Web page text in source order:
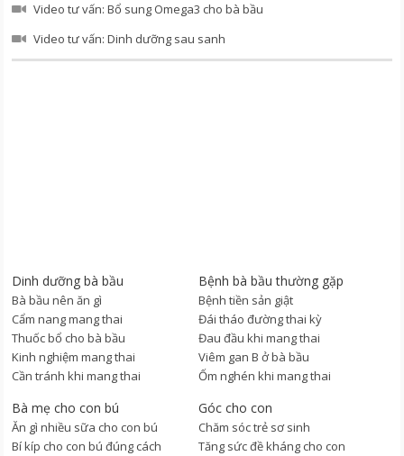
Video tư vấn: Bổ sung Omega3 cho bà bầu
Video tư vấn: Dinh dưỡng sau sanh
Dinh dưỡng bà bầu
Bà bầu nên ăn gì
Cẩm nang mang thai
Thuốc bổ cho bà bầu
Kinh nghiệm mang thai
Cần tránh khi mang thai
Bệnh bà bầu thường gặp
Bệnh tiền sản giật
Đái tháo đường thai kỳ
Đau đầu khi mang thai
Viêm gan B ở bà bầu
Ốm nghén khi mang thai
Bà mẹ cho con bú
Ăn gì nhiều sữa cho con bú
Bí kíp cho con bú đúng cách
Góc cho con
Chăm sóc trẻ sơ sinh
Tăng sức đề kháng cho con